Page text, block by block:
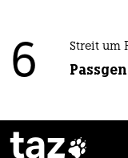
6 Streit um
taz